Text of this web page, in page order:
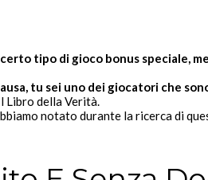
tipo di gioco bonus
tu sei uno dei giocatori che
Libro della Verità.
notato durante la ricerca di